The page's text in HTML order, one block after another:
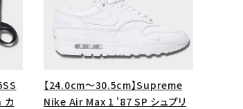
カ
【24.0cm～30.5cm】Supreme
Nike Air Max 1 '87 SP シュプリ